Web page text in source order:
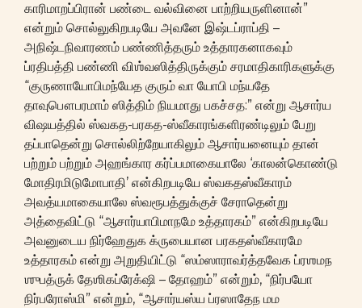
காரிமாறப்பிரான் பண்டை வல்வினை பாற்றியருளினான்”
என்றும் சொல்லுகிறபடியே அவனே இஷ்டப்ராப்தி –
அநிஷ்டநிவாரணம் பண்ணித்தரும் உத்தாரகனாகவும்
ப்ரதிபத்தி பண்ணி விஶ்வஸித்திருக்கும் சரமாதிகாரிகளுக்கு
“குருணாயோபிமந்யேத குரும் வா யோபி மந்யதே
தாவுபௌபரமாம் ஸித்திம் நியமாது பகச்சத:” என்று ஆசார்ய
விஷயத்தில் ஸ்வகத-பரகத-ஸ்வீகாரங்களிரண்டிலும் பேறு
தப்பாதென்று சொல்லிற்றேயாகிலும் ஆசார்யனையும் தான்
பற்றும் பற்றும் அஹங்கார கர்ப்பமாகையாலே ‘காலன்கொண்டு
மோதிரமிடுமோபாதி’ என்கிறபடியே ஸ்வகதஸ்வீகாரம்
அவத்யமாகையாலே ஸ்வரூபத்துக்குச் சேராதென்று
அத்தைவிட்டு “ஆசார்யாபிமாநமே உத்தாரகம்” என்கிறபடியே
அவனுடைய நிர்ஹேதுக க்ருபையான பரகதஸ்வீகாரமே
உத்தாரகம் என்று அறுதியிட்டு “ஸம்ஸாராவர்த்தவேக ப்ரஶமந
ஶுபத்ருக் தேஶிகப்ரேக்‌ஷி – தோஹம்” என்றும், “நிர்பயோ
நிர்பரோஸ்மி” என்றும், “ஆசார்யஸ்ய ப்ரஸாதேந மம